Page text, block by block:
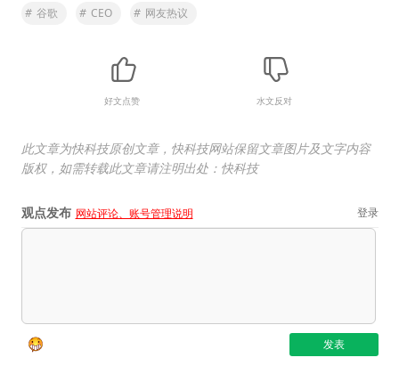
# 谷歌 # CEO # 网友热议
好文点赞 水文反对
此文章为快科技原创文章，快科技网站保留文章图片及文字内容
版权，如需转载此文章请注明出处：快科技
观点发布 网站评论、账号管理说明 登录